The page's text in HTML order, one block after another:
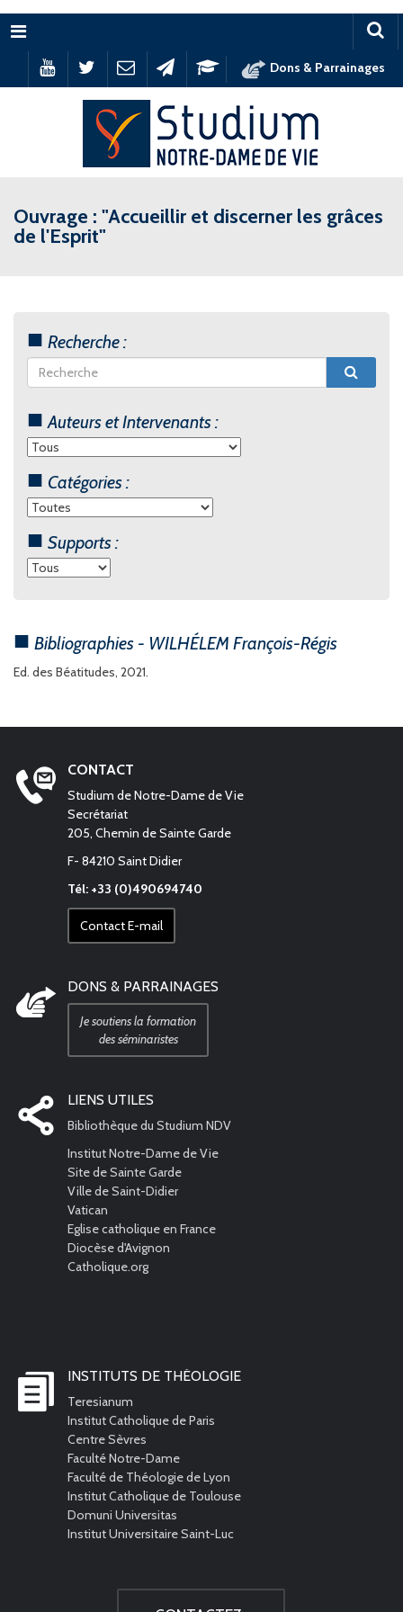
Menu
Dons & Parrainages
Ouvrage : "Accueillir et discerner les grâces
de l'Esprit"
Recherche :
Auteurs et Intervenants :
Catégories :
Supports :
Bibliographies - WILHÉLEM François-Régis
Ed. des Béatitudes, 2021.
CONTACT
Studium de Notre-Dame de Vie
Secrétariat
205, Chemin de Sainte Garde
F- 84210 Saint Didier
Tél: +33 (0)490694740
Contact E-mail
DONS & PARRAINAGES
Je soutiens la formation
des séminaristes
LIENS UTILES
Bibliothèque du Studium NDV
Institut Notre-Dame de Vie
Site de Sainte Garde
Ville de Saint-Didier
Vatican
Eglise catholique en France
Diocèse d'Avignon
Catholique.org
INSTITUTS DE THÉOLOGIE
Teresianum
Institut Catholique de Paris
Centre Sèvres
Faculté Notre-Dame
Faculté de Théologie de Lyon
Institut Catholique de Toulouse
Domuni Universitas
Institut Universitaire Saint-Luc